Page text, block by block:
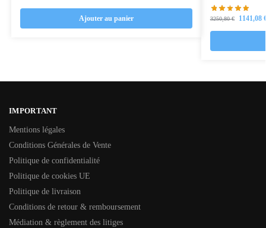
Ajouter au panier 3250,80€ 1141,08
IMPORTANT
Mentions légales
Conditions Générales de Vente
Politique de confidentialité
Politique de cookies UE
Politique de livraison
Conditions de retour & remboursement
Médiation & règlement des litiges